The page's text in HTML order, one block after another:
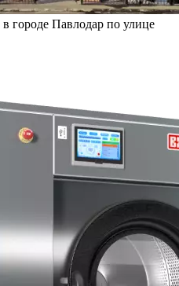
городе Павлодар по улице